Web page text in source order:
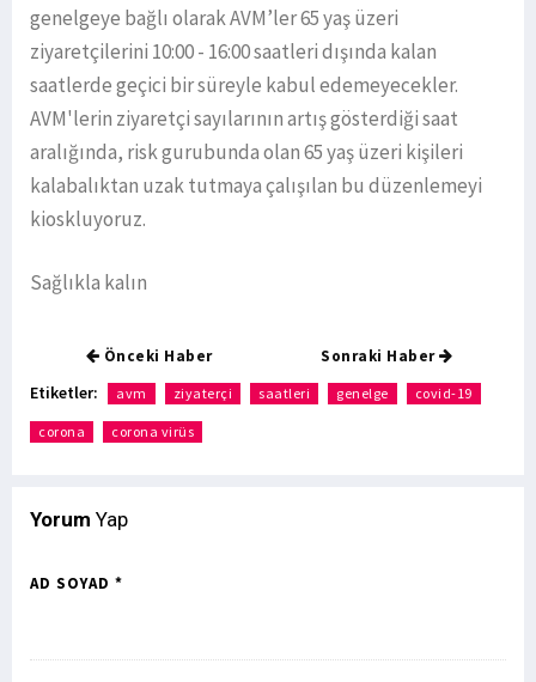
genelgeye bağlı olarak AVM’ler 65 yaş üzeri
ziyaretçilerini 10:00 - 16:00 saatleri dışında kalan
saatlerde geçici bir süreyle kabul edemeyecekler.
AVM'lerin ziyaretçi sayılarının artış gösterdiği saat
aralığında, risk gurubunda olan 65 yaş üzeri kişileri
kalabalıktan uzak tutmaya çalışılan bu düzenlemeyi
kioskluyoruz.
Sağlıkla kalın
Önceki Haber Sonraki Haber
Etiketler: avm ziyaterçi saatleri genelge covid-19
corona corona virüs
Yorum Yap
AD SOYAD *